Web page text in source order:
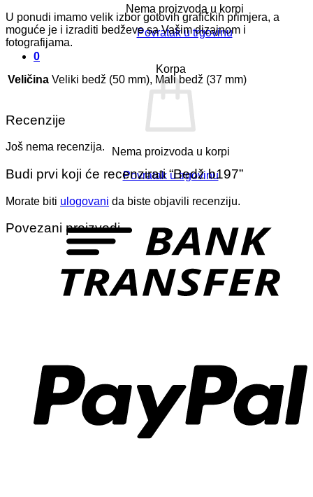
Nema proizvoda u korpi
Povratak u trgovinu
0
Korpa
Nema proizvoda u korpi
Povratak u trgovinu
U ponudi imamo velik izbor gotovih grafičkih primjera, a
moguće je i izraditi bedževe sa Vašim dizajnom i
fotografijama.
Veličina Veliki bedž (50 mm), Mali bedž (37 mm)
Recenzije
Još nema recenzija.
Budi prvi koji će recenzirati “Bedž b197”
Morate biti ulogovani da biste objavili recenziju.
Povezani proizvodi